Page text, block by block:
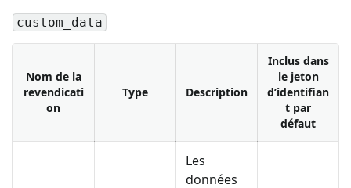
custom_data
Nom de la
revendicati
on
Type Description
Inclus dans
le jeton
d’identifian
t par
défaut
Les
données